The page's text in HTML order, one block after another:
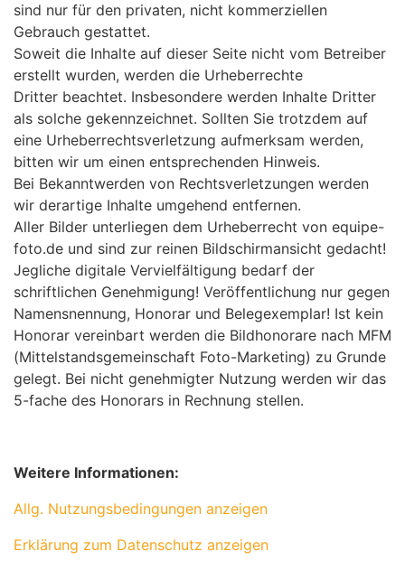
sind nur für den privaten, nicht kommerziellen
Gebrauch gestattet.
Soweit die Inhalte auf dieser Seite nicht vom Betreiber
erstellt wurden, werden die Urheberrechte
Dritter beachtet. Insbesondere werden Inhalte Dritter
als solche gekennzeichnet. Sollten Sie trotzdem auf
eine Urheberrechtsverletzung aufmerksam werden,
bitten wir um einen entsprechenden Hinweis.
Bei Bekanntwerden von Rechtsverletzungen werden
wir derartige Inhalte umgehend entfernen.
Aller Bilder unterliegen dem Urheberrecht von equipe-
foto.de und sind zur reinen Bildschirmansicht gedacht!
Jegliche digitale Vervielfältigung bedarf der
schriftlichen Genehmigung! Veröffentlichung nur gegen
Namensnennung, Honorar und Belegexemplar! Ist kein
Honorar vereinbart werden die Bildhonorare nach MFM
(Mittelstandsgemeinschaft Foto-Marketing) zu Grunde
gelegt. Bei nicht genehmigter Nutzung werden wir das
5-fache des Honorars in Rechnung stellen.
Weitere Informationen:
Allg. Nutzungsbedingungen anzeigen
Erklärung zum Datenschutz anzeigen